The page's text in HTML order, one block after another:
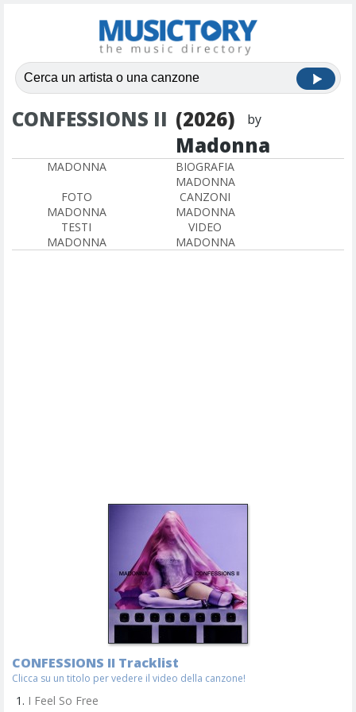
CONFESSIONS II (2026) by
Madonna
MADONNA
BIOGRAFIA
MADONNA
FOTO
MADONNA
CANZONI
MADONNA
TESTI
MADONNA
VIDEO
MADONNA
CONFESSIONS II Tracklist
Clicca su un titolo per vedere il video della canzone!
I Feel So Free